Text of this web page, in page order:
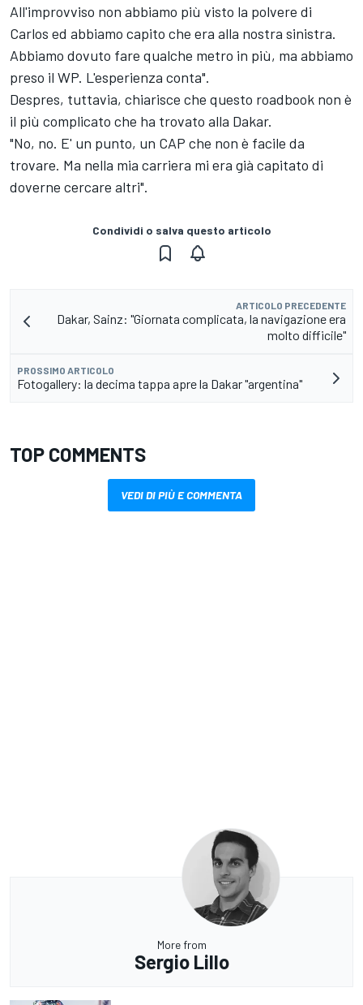
All'improvviso non abbiamo più visto la polvere di
Carlos ed abbiamo capito che era alla nostra sinistra.
Abbiamo dovuto fare qualche metro in più, ma abbiamo
preso il WP. L'esperienza conta".
Despres, tuttavia, chiarisce che questo roadbook non è
il più complicato che ha trovato alla Dakar.
"No, no. E' un punto, un CAP che non è facile da
trovare. Ma nella mia carriera mi era già capitato di
doverne cercare altri".
Condividi o salva questo articolo
ARTICOLO PRECEDENTE
Dakar, Sainz: "Giornata complicata, la navigazione era
molto difficile"
PROSSIMO ARTICOLO
Fotogallery: la decima tappa apre la Dakar "argentina"
TOP COMMENTS
VEDI DI PIÙ E COMMENTA
More from
Sergio Lillo